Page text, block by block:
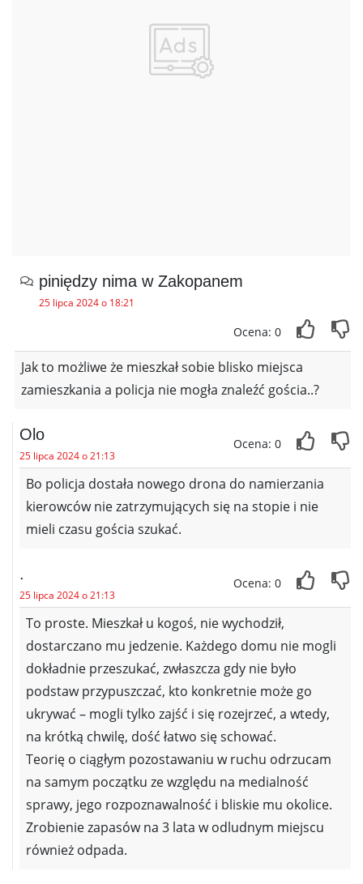
piniędzy nima w Zakopanem
25 lipca 2024 o 18:21
Ocena: 0
Jak to możliwe że mieszkał sobie blisko miejsca
zamieszkania a policja nie mogła znaleźć gościa..?
Olo
25 lipca 2024 o 21:13
Ocena: 0
Bo policja dostała nowego drona do namierzania
kierowców nie zatrzymujących się na stopie i nie
mieli czasu gościa szukać.
.
25 lipca 2024 o 21:13
Ocena: 0
To proste. Mieszkał u kogoś, nie wychodził,
dostarczano mu jedzenie. Każdego domu nie mogli
dokładnie przeszukać, zwłaszcza gdy nie było
podstaw przypuszczać, kto konkretnie może go
ukrywać – mogli tylko zajść i się rozejrzeć, a wtedy,
na krótką chwilę, dość łatwo się schować.
Teorię o ciągłym pozostawaniu w ruchu odrzucam
na samym początku ze względu na medialność
sprawy, jego rozpoznawalność i bliskie mu okolice.
Zrobienie zapasów na 3 lata w odludnym miejscu
również odpada.